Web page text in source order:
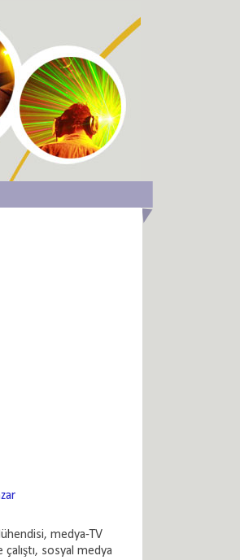
medya-TV
sosyal medya